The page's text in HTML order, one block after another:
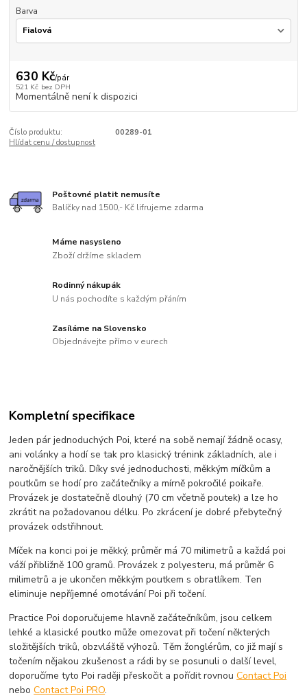
Barva
630 Kč/pár
521 Kč bez DPH
Momentálně není k dispozici
Číslo produktu:
00289-01
Hlídat cenu / dostupnost
Poštovné platit nemusíte
Balíčky nad 1500,- Kč lifrujeme zdarma
Máme nasysleno
Zboží držíme skladem
Rodinný nákupák
U nás pochodíte s každým přáním
Zasíláme na Slovensko
Objednávejte přímo v eurech
Kompletní specifikace
Jeden pár jednoduchých Poi, které na sobě nemají žádně ocasy,
ani volánky a hodí se tak pro klasický trénink základních, ale i
naročnějších triků. Díky své jednoduchosti, měkkým míčkům a
poutkům se hodí pro začátečníky a mírně pokročilé poikaře.
Provázek je dostatečně dlouhý (70 cm včetně poutek) a lze ho
zkrátit na požadovanou délku. Po zkrácení je dobré přebytečný
provázek odstřihnout.
Míček na konci poi je měkký, průměr má 70 milimetrů a každá poi
váží přibližně 100 gramů. Provázek z polyesteru, má průměr 6
milimetrů a je ukončen měkkým poutkem s obratlíkem. Ten
eliminuje nepříjemné omotávání Poi při točení.
Practice Poi doporučujeme hlavně začátečníkům, jsou celkem
lehké a klasické poutko může omezovat při točení některých
složitějších triků, obzvláště výhozů. Těm žonglérům, co již mají s
točením nějakou zkušenost a rádi by se posunuli o další level,
doporučíme tyto Poi raději přeskočit a pořídit rovnouContact Poi
neboContact Poi PRO.